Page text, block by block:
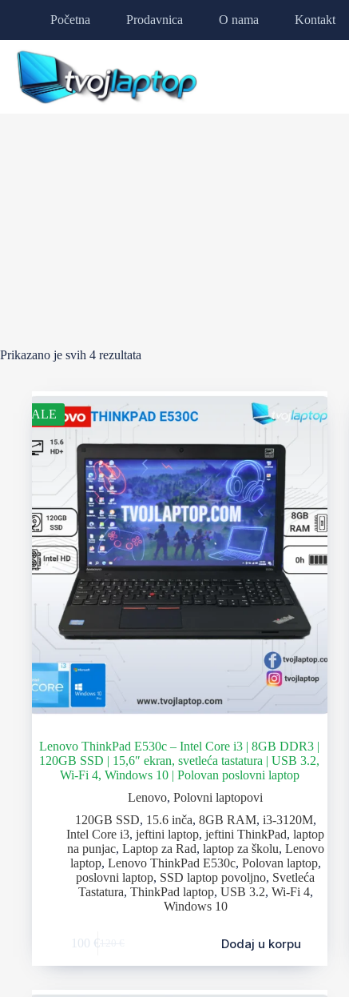
Početna Prodavnica O nama Kontakt
Prikazano je svih 4 rezultata
SALE
Lenovo ThinkPad E530c – Intel Core i3 | 8GB DDR3 |
120GB SSD | 15,6″ ekran, svetleća tastatura | USB 3.2,
Wi-Fi 4, Windows 10 | Polovan poslovni laptop
Lenovo,Polovni laptopovi
120GB SSD, 15.6 inča, 8GB RAM, i3-3120M,
Intel Core i3,jeftini laptop,jeftini ThinkPad,laptop
na punjac, Laptop za Rad, laptop za školu, Lenovo
laptop, Lenovo ThinkPad E530c, Polovan laptop,
poslovni laptop, SSD laptop povoljno, Svetleća
Tastatura, ThinkPad laptop, USB 3.2, Wi-Fi 4,
Windows 10
100 € Dodaj u korpu